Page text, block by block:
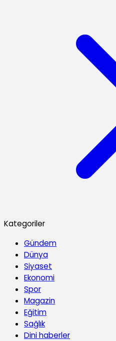
Kategoriler
Gündem
Dünya
Siyaset
Ekonomi
Spor
Magazin
Eğitim
Sağlık
Dini haberler